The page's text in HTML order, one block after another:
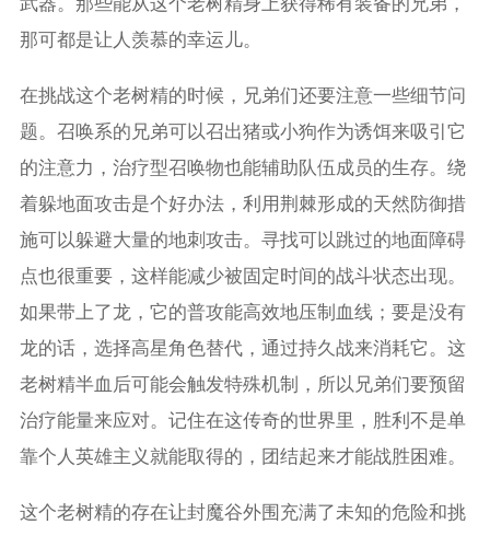
那可都是让人羡慕的幸运儿。
在挑战这个老树精的时候，兄弟们还要注意一些细节问
题。召唤系的兄弟可以召出猪或小狗作为诱饵来吸引它
的注意力，治疗型召唤物也能辅助队伍成员的生存。绕
着躲地面攻击是个好办法，利用荆棘形成的天然防御措
施可以躲避大量的地刺攻击。寻找可以跳过的地面障碍
点也很重要，这样能减少被固定时间的战斗状态出现。
如果带上了龙，它的普攻能高效地压制血线；要是没有
龙的话，选择高星角色替代，通过持久战来消耗它。这
老树精半血后可能会触发特殊机制，所以兄弟们要预留
治疗能量来应对。记住在这传奇的世界里，胜利不是单
靠个人英雄主义就能取得的，团结起来才能战胜困难。
这个老树精的存在让封魔谷外围充满了未知的危险和挑